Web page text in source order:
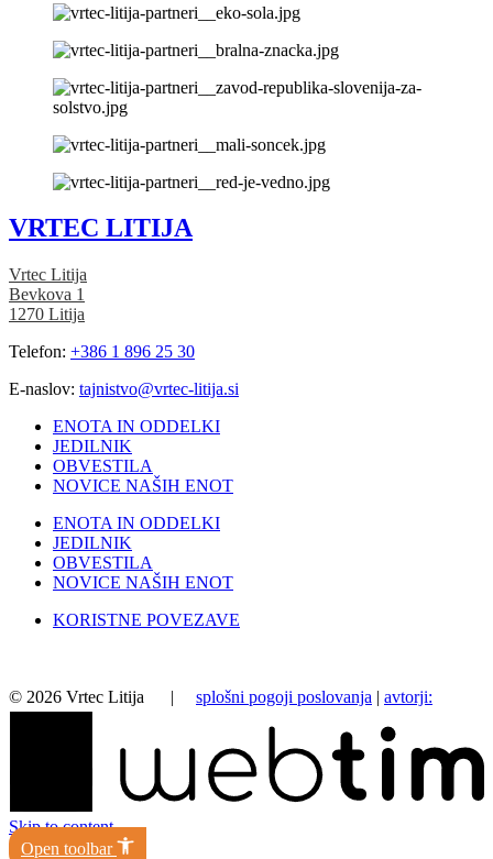
VRTEC LITIJA
Vrtec Litija
Bevkova 1
1270 Litija
Telefon: +386 1 896 25 30
E-naslov: tajnistvo@vrtec-litija.si
ENOTA IN ODDELKI
JEDILNIK
OBVESTILA
NOVICE NAŠIH ENOT
ENOTA IN ODDELKI
JEDILNIK
OBVESTILA
NOVICE NAŠIH ENOT
KORISTNE POVEZAVE
© 2026 Vrtec Litija | splošni pogoji poslovanja | avtorji:
Skip to content
Open toolbar